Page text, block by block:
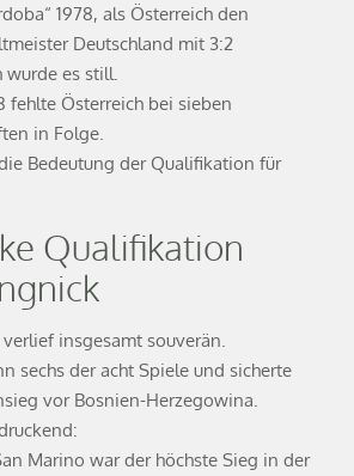
1978, als Österreich den
Deutschland mit 3:2
es still.
fehlte Österreich bei sieben
in Folge.
Bedeutung der Qualifikation für
Qualifikation
insgesamt souverän.
sechs der acht Spiele und sicherte
vor Bosnien-Herzegowina.
Marino war der höchste Sieg in der